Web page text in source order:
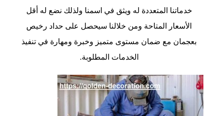
خدماتنا المتعددة له ويثق في اسمنا ولذلك نضع له أقل
الأسعار المتاحة ومن خلالنا سيحصل على حداد رخيص
بعجمان مع ضمان مستوى متميز وخبرة ومهارة في تنفيذ
الخدمات المطلوبة.